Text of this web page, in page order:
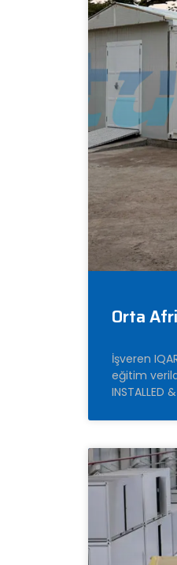
Orta
İşveren
eğitim
INSTALLED